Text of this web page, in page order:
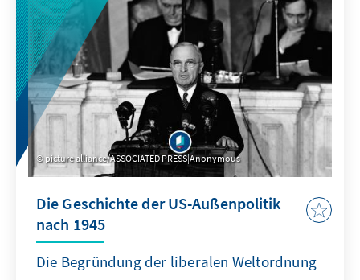
picture alliance/ASSOCIATED PRESS|Anonymous
Die Geschichte der US-Außenpolitik
nach 1945
Die Begründung der liberalen Weltordnung